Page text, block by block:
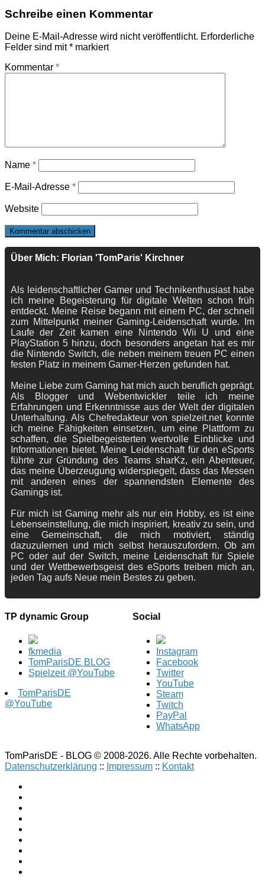
Schreibe einen Kommentar
Deine E-Mail-Adresse wird nicht veröffentlicht. Erforderliche
Felder sind mit* markiert
Kommentar *
Name *
E-Mail-Adresse *
Website
Über Mich: Florian 'TomParis' Kirchner
Als leidenschaftlicher Gamer und Technikenthusiast habe
ich meine Begeisterung für digitale Welten schon früh
entdeckt. Meine Reise begann mit einem PC, der schnell
zum Mittelpunkt meiner Gaming-Leidenschaft wurde. Im
Laufe der Zeit kamen eine Nintendo Wii U und eine
PlayStation 5 hinzu, doch besonders angetan hat es mir
die Nintendo Switch, die neben meinem treuen PC einen
festen Platz in meinem Gamer-Herzen gefunden hat.
Meine Liebe zum Gaming hat mich auch beruflich geprägt.
Als Blogger und Webentwickler teile ich meine
Erfahrungen und Erkenntnisse aus der Welt der digitalen
Unterhaltung. Als Chefredakteur von spielzeit.net konnte
ich meine Fähigkeiten einsetzen, um eine Plattform zu
schaffen, die Spielbegeisterten wertvolle Einblicke und
Informationen bietet. Meine Leidenschaft für den eSports
führte zur Gründung des Teams sharKz, ein Abenteuer,
das meine Überzeugung widerspiegelt, dass das Messen
mit anderen eines der spannendsten Elemente des
Gamings ist.
Für mich ist Gaming mehr als nur ein Hobby, es ist eine
Lebenseinstellung, die mich inspiriert, kreativ zu sein, und
eine Gemeinschaft, die mich motiviert, ständig
dazuzulernen und mich selbst herauszufordern. Ob am
PC oder auf der Switch, meine Leidenschaft für Spiele
und der Wettbewerbsgeist des eSports treiben mich an,
jeden Tag aufs Neue mein Bestes zu geben.
TP dynamic Group
fkmedia
TomParisDE BLOG
Spielzeit @YouTube
TomParisDE
@YouTube
Social
Instagram
Facebook
Twitter
YouTube
Steam
Twitch
PayPal
WhatsApp
TomParisDE - BLOG © 2008-2026. Alle Rechte vorbehalten.
Datenschutzerklärung :: Impressum :: Kontakt